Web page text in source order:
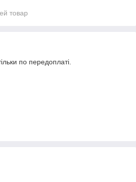
товар
по передоплаті.